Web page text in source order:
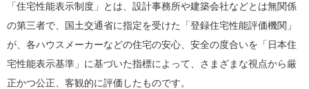
「住宅性能表示制度」とは、設計事務所や建築会社などとは無関係
の第三者で、国土交通省に指定を受けた「登録住宅性能評価機関」
が、各ハウスメーカーなどの住宅の安心、安全の度合いを「日本住
宅性能表示基準」に基づいた指標によって、さまざまな視点から厳
正かつ公正、客観的に評価したものです。